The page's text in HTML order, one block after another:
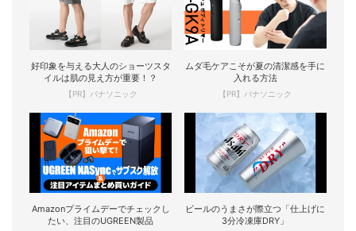
好印象を与える大人のショーツスタ
イルは肌の見え方が重要！？
【PR】パナソニック
ムダ毛ケアこそが夏の清潔感を手に
入れる方法
【PR】パナソニック
Amazonプライムデーでチェックし
たい、注目のUGREEN製品
ビールのうまさが際立つ「仕上げに
3分冷凍庫DRY」